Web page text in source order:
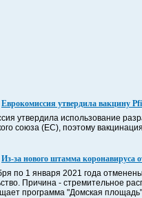
Еврокомиссия утвердила вакцину
утвердила использование
союза (ЕС), поэтому
Из-за нового штамма коронавируса
по 1 января 2021 года
Причина - стремительное
программа "Домская